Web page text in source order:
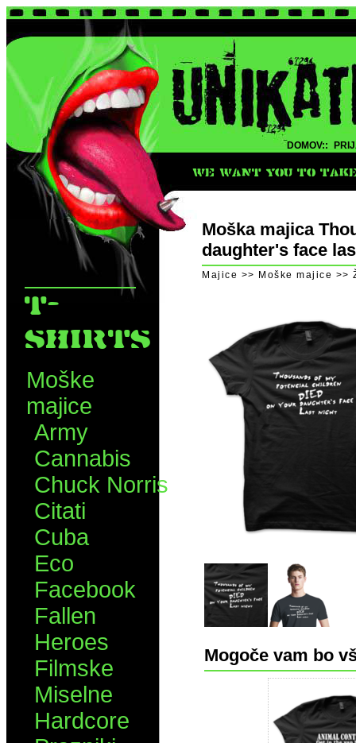
DOMOV::
WE WANT YOU TO
T-
SHIRTS
Moške
majice
Army
Cannabis
Chuck Norris
Citati
Cuba
Eco
Facebook
Fallen
Heroes
Filmske
Miselne
Hardcore
Moška majica
daughter's face
Majice >> Moške majice >>
Mogoče vam bo